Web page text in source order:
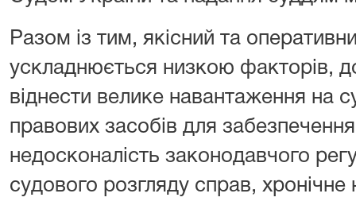
Разом із тим, якісний та
ускладнюється низкою факторів,
віднести велике навантаження на
правових засобів для
недосконалість законодавчого
судового розгляду справ,